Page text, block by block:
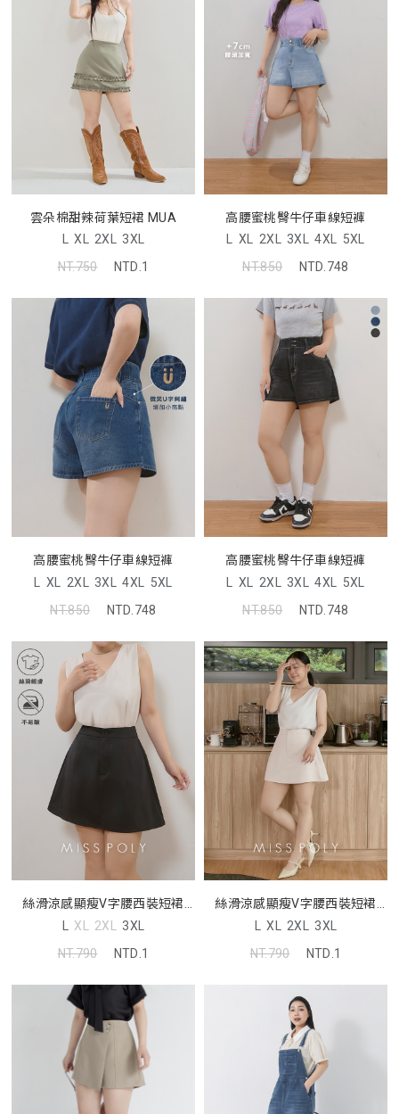
雲朵棉甜辣荷葉短裙 MUA
L XL 2XL 3XL
NT.750
NTD.1
高腰蜜桃臀牛仔車線短褲
L XL 2XL 3XL 4XL 5XL
NT.850
NTD.748
高腰蜜桃臀牛仔車線短褲
L XL 2XL 3XL 4XL 5XL
NT.850
NTD.748
高腰蜜桃臀牛仔車線短褲
L XL 2XL 3XL 4XL 5XL
NT.850
NTD.748
絲滑涼感顯瘦V字腰西裝短裙
MISS
L XL 2XL 3XL
NT.790
NTD.1
絲滑涼感顯瘦V字腰西裝短裙
MISS
L XL 2XL 3XL
NT.790
NTD.1